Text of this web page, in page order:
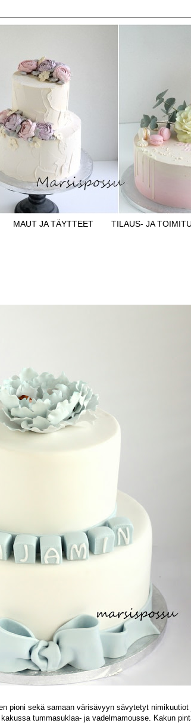
MAUT JA TÄYTTEET TILAUS- JA
pioni sekä samaan värisävyyn sävytetyt
tummasuklaa- ja vadelmamousse. Kakun